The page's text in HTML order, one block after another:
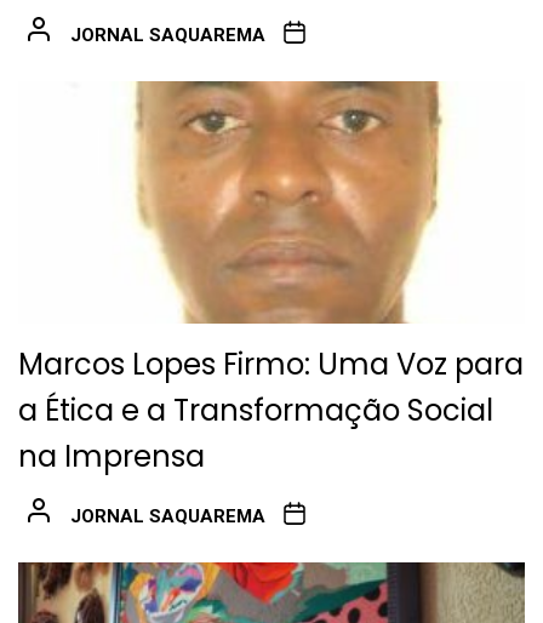
JORNAL SAQUAREMA
Marcos Lopes Firmo: Uma Voz para
a Ética e a Transformação Social
na Imprensa
JORNAL SAQUAREMA